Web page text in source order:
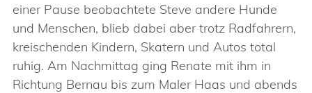
einer Pause beobachtete Steve andere Hunde
und Menschen, blieb dabei aber trotz Radfahrern,
kreischenden Kindern, Skatern und Autos total
ruhig. Am Nachmittag ging Renate mit ihm in
Richtung Bernau bis zum Maler Haas und abends